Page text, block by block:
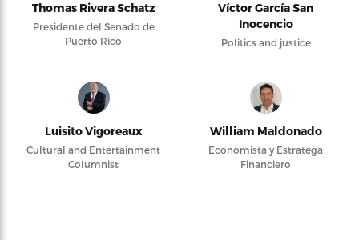
Thomas Rivera Schatz
Presidente del Senado de
Puerto Rico
Víctor García San
Inocencio
Politics and justice
Luisito Vigoreaux
Cultural and Entertainment
Columnist
William Maldonado
Economista y Estratega
Financiero